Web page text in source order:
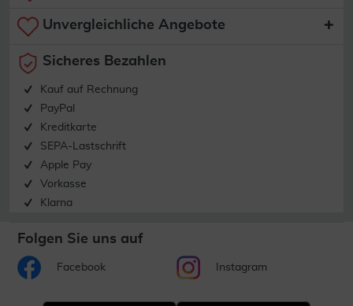
Unvergleichliche Angebote
Sicheres Bezahlen
Kauf auf Rechnung
PayPal
Kreditkarte
SEPA-Lastschrift
Apple Pay
Vorkasse
Klarna
Folgen Sie uns auf
Facebook Instagram